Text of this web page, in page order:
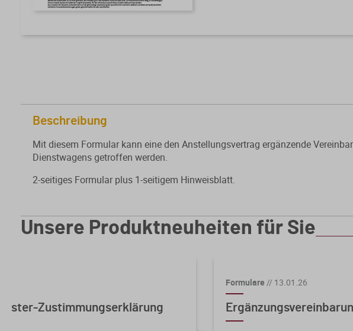
Beschreibung
Mit diesem Formular kann eine den Anstellungsvertrag ergänzende
Dienstwagens getroffen werden.
2-seitiges Formular plus 1-seitigem Hinweisblatt.
Unsere Produktneuheiten für Sie
Zustimmungserklärung
Formulare // 13.01.26